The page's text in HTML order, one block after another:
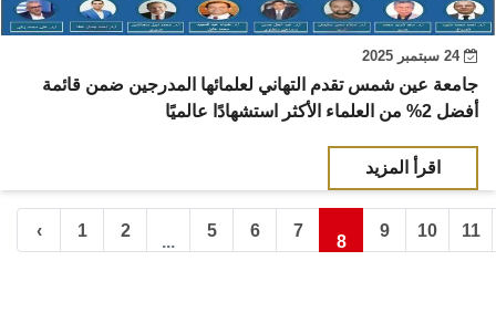
24 سبتمبر 2025
جامعة عين شمس تقدم التهاني لعلمائها المدرجين ضمن قائمة
أفضل 2% من العلماء الأكثر استشهادًا عالميًا
اقرأ المزيد
‹ 1 2
...
5 6 7
8
9 10 11